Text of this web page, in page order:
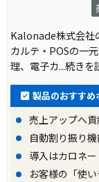
Kalonade株式会社
カルテ・POSの一
理、電子カ...続きを
製品のおすすめ
売上アップへ
自動割り振り
導入はカロネ
お客様の「使